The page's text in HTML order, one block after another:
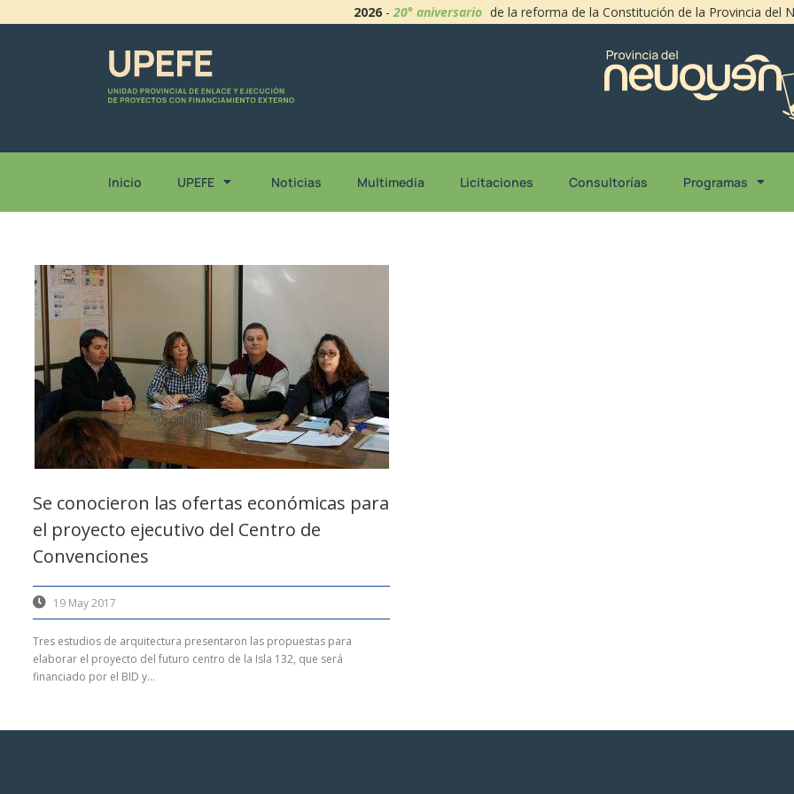
2026 -20° aniversario de la reforma de la Constitución de la Provincia del
Inicio UPEFE Noticias Multimedia Licitaciones Consultorías Programas
Se conocieron las ofertas económicas para
el proyecto ejecutivo del Centro de
Convenciones
19 May 2017
Tres estudios de arquitectura presentaron las propuestas para
elaborar el proyecto del futuro centro de la Isla 132, que será
financiado por el BID y...